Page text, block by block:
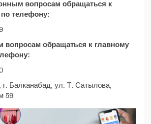
вопросам обращаться к
телефону:
вопросам обращаться к главному
г. Балканабад, ул. Т. Сатылова,
59